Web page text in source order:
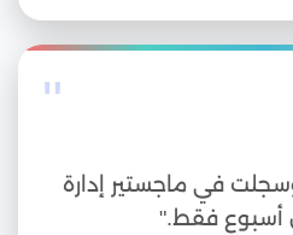
"
في ماجستير إدارة
أسبوع فقط."